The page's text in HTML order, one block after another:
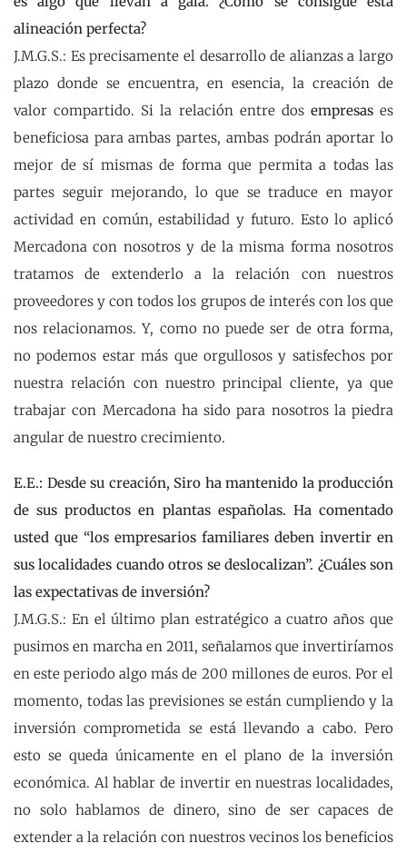
alineación perfecta?
J.M.G.S.: Es precisamente el desarrollo de alianzas a largo
plazo donde se encuentra, en esencia, la creación de
valor compartido. Si la relación entre dos empresases
beneficiosa para ambas partes, ambas podrán aportar lo
mejor de sí mismas de forma que permita a todas las
partes seguir mejorando, lo que se traduce en mayor
actividad en común, estabilidad y futuro. Esto lo aplicó
Mercadona con nosotros y de la misma forma nosotros
tratamos de extenderlo a la relación con nuestros
proveedores y con todos los grupos de interés con los que
nos relacionamos. Y, como no puede ser de otra forma,
no podemos estar más que orgullosos y satisfechos por
nuestra relación con nuestro principal cliente, ya que
trabajar con Mercadona ha sido para nosotros la piedra
angular de nuestro crecimiento.
E.E.: Desde su creación, Siro ha mantenido la producción
de sus productos en plantas españolas. Ha comentado
usted que “los empresarios familiares deben invertir en
sus localidades cuando otros se deslocalizan”. ¿Cuáles son
las expectativas de inversión?
J.M.G.S.: En el último plan estratégico a cuatro años que
pusimos en marcha en 2011, señalamos que invertiríamos
en este periodo algo más de 200 millones de euros. Por el
momento, todas las previsiones se están cumpliendo y la
inversión comprometida se está llevando a cabo. Pero
esto se queda únicamente en el plano de la inversión
económica. Al hablar de invertir en nuestras localidades,
no solo hablamos de dinero, sino de ser capaces de
extender a la relación con nuestros vecinos los beneficios